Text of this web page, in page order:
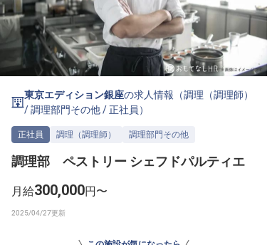
ご利用の流れ
よくある質問
ホテル・宿泊業界情報コラム
無料 転職サポートに申し込む
採用をお考えの企業様へ
東京エディション銀座の求人情報（調理（調理師）
/調理部門その他/正社員 ）
正社員 調理（調理師） 調理部門その他
調理部 ペストリー シェフドパルティエ
月給300,000円〜